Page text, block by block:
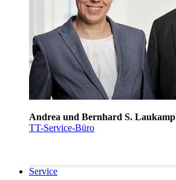
Andrea und Bernhard S. Laukamp
TT-Service-Büro
Service